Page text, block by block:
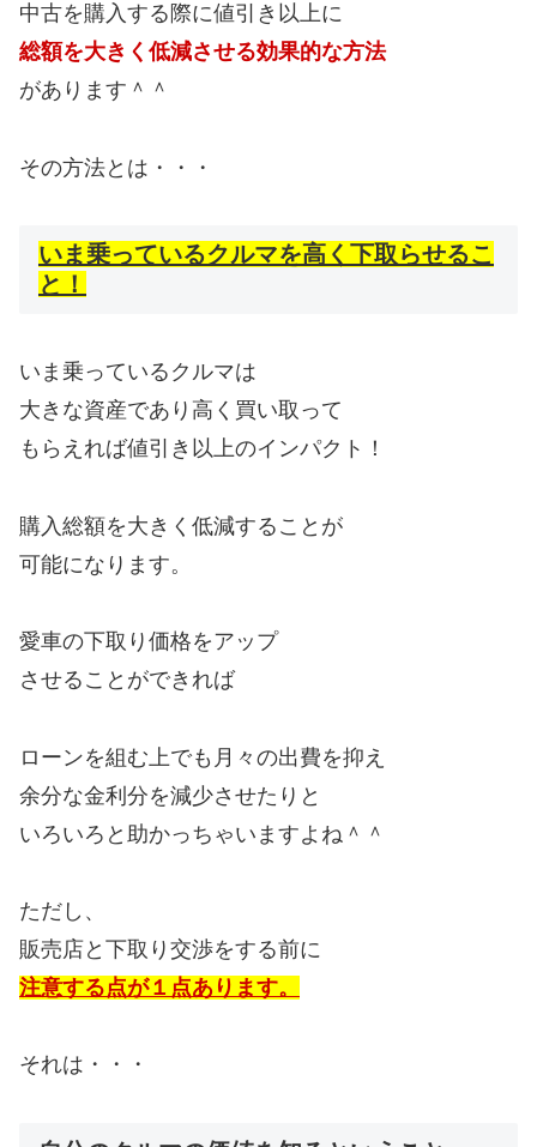
中古を購入する際に値引き以上に
総額を大きく低減させる効果的な方法
があります＾＾
その方法とは・・・
いま乗っているクルマを高く下取らせるこ
と！
いま乗っているクルマは
大きな資産であり高く買い取って
もらえれば値引き以上のインパクト！
購入総額を大きく低減することが
可能になります。
愛車の下取り価格をアップ
させることができれば
ローンを組む上でも月々の出費を抑え
余分な金利分を減少させたりと
いろいろと助かっちゃいますよね＾＾
ただし、
販売店と下取り交渉をする前に
注意する点が１点あります。
それは・・・